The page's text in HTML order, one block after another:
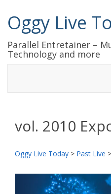
Oggy Live
Parallel Entretainer –
Technology and more
vol. 2010
Oggy Live Today > Past Live >